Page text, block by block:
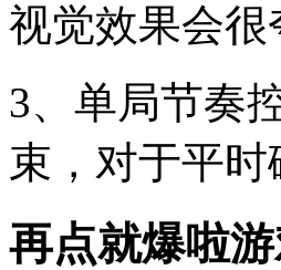
视觉效果会
3、单局节奏
束，对于平
再点就爆啦